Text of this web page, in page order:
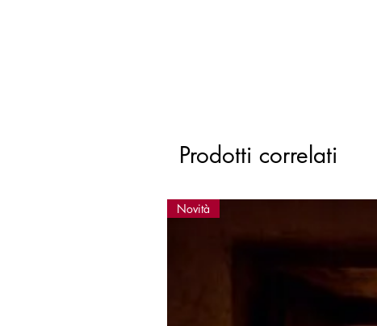
Prodotti correlati
Novità